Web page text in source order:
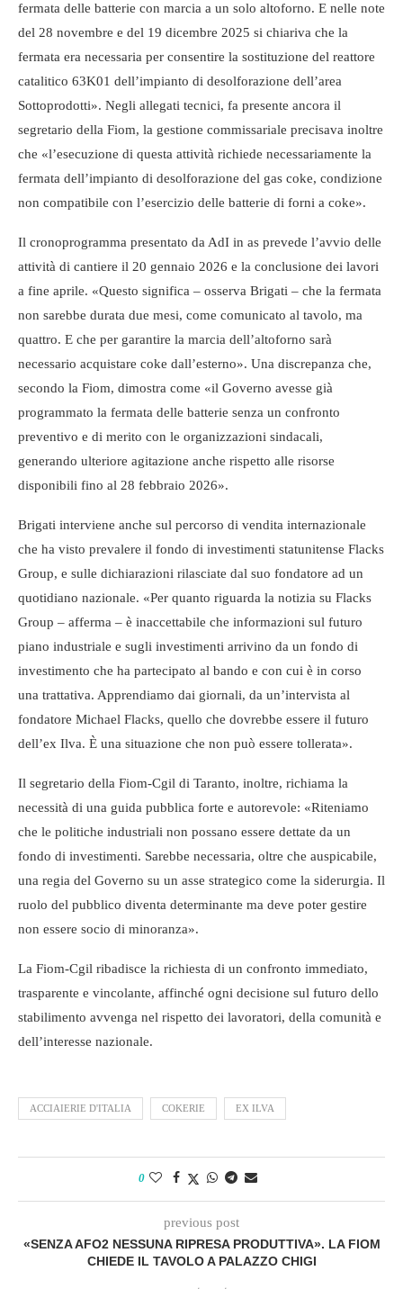
fermata delle batterie con marcia a un solo altoforno. E nelle note
del 28 novembre e del 19 dicembre 2025 si chiariva che la
fermata era necessaria per consentire la sostituzione del reattore
catalitico 63K01 dell’impianto di desolforazione dell’area
Sottoprodotti». Negli allegati tecnici, fa presente ancora il
segretario della Fiom, la gestione commissariale precisava inoltre
che «l’esecuzione di questa attività richiede necessariamente la
fermata dell’impianto di desolforazione del gas coke, condizione
non compatibile con l’esercizio delle batterie di forni a coke».
Il cronoprogramma presentato da AdI in as prevede l’avvio delle
attività di cantiere il 20 gennaio 2026 e la conclusione dei lavori
a fine aprile. «Questo significa – osserva Brigati – che la fermata
non sarebbe durata due mesi, come comunicato al tavolo, ma
quattro. E che per garantire la marcia dell’altoforno sarà
necessario acquistare coke dall’esterno». Una discrepanza che,
secondo la Fiom, dimostra come «il Governo avesse già
programmato la fermata delle batterie senza un confronto
preventivo e di merito con le organizzazioni sindacali,
generando ulteriore agitazione anche rispetto alle risorse
disponibili fino al 28 febbraio 2026».
Brigati interviene anche sul percorso di vendita internazionale
che ha visto prevalere il fondo di investimenti statunitense Flacks
Group, e sulle dichiarazioni rilasciate dal suo fondatore ad un
quotidiano nazionale. «Per quanto riguarda la notizia su Flacks
Group – afferma – è inaccettabile che informazioni sul futuro
piano industriale e sugli investimenti arrivino da un fondo di
investimento che ha partecipato al bando e con cui è in corso
una trattativa. Apprendiamo dai giornali, da un’intervista al
fondatore Michael Flacks, quello che dovrebbe essere il futuro
dell’ex Ilva. È una situazione che non può essere tollerata».
Il segretario della Fiom-Cgil di Taranto, inoltre, richiama la
necessità di una guida pubblica forte e autorevole: «Riteniamo
che le politiche industriali non possano essere dettate da un
fondo di investimenti. Sarebbe necessaria, oltre che auspicabile,
una regia del Governo su un asse strategico come la siderurgia. Il
ruolo del pubblico diventa determinante ma deve poter gestire
non essere socio di minoranza».
La Fiom-Cgil ribadisce la richiesta di un confronto immediato,
trasparente e vincolante, affinché ogni decisione sul futuro dello
stabilimento avvenga nel rispetto dei lavoratori, della comunità e
dell’interesse nazionale.
ACCIAIERIE D'ITALIA COKERIE EX ILVA
0
previous post
«SENZA AFO2 NESSUNA RIPRESA PRODUTTIVA». LA FIOM
CHIEDE IL TAVOLO A PALAZZO CHIGI